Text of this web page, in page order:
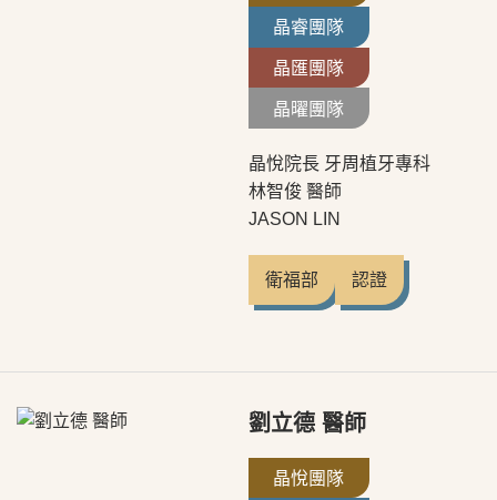
晶睿團隊
晶匯團隊
晶曜團隊
晶悅院長 牙周植牙專科
林智俊 醫師
JASON LIN
衛福部 認證
劉立德 醫師
晶悅團隊